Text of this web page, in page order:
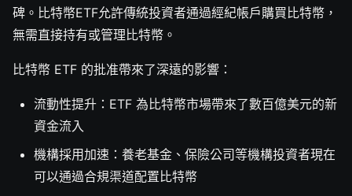
碑。比特幣ETF允許傳統投資者通過經紀帳戶購買比特幣，
無需直接持有或管理比特幣。
比特幣 ETF 的批准帶來了深遠的影響：
流動性提升：ETF 為比特幣市場帶來了數百億美元的新
資金流入
機構採用加速：養老基金、保險公司等機構投資者現在
可以通過合規渠道配置比特幣